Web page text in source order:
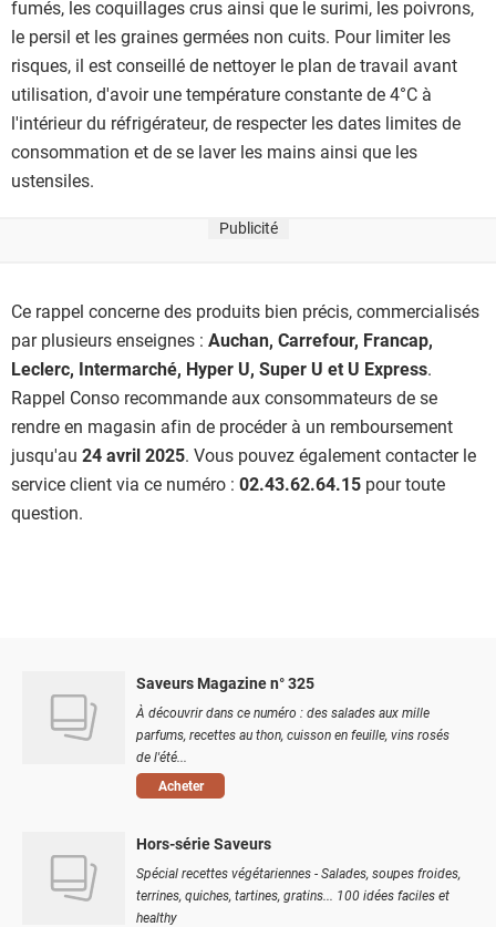
fumés, les coquillages crus ainsi que le surimi, les poivrons,
le persil et les graines germées non cuits. Pour limiter les
risques, il est conseillé de nettoyer le plan de travail avant
utilisation, d'avoir une température constante de 4°C à
l'intérieur du réfrigérateur, de respecter les dates limites de
consommation et de se laver les mains ainsi que les
ustensiles.
Publicité
Ce rappel concerne des produits bien précis, commercialisés
par plusieurs enseignes : Auchan, Carrefour, Francap,
Leclerc, Intermarché, Hyper U, Super U et U Express.
Rappel Conso recommande aux consommateurs de se
rendre en magasin afin de procéder à un remboursement
jusqu'au 24 avril 2025. Vous pouvez également contacter le
service client via ce numéro : 02.43.62.64.15 pour toute
question.
Saveurs Magazine n° 325
À découvrir dans ce numéro : des salades aux mille
parfums, recettes au thon, cuisson en feuille, vins rosés
de l'été...
Acheter
Hors-série Saveurs
Spécial recettes végétariennes - Salades, soupes froides,
terrines, quiches, tartines, gratins... 100 idées faciles et
healthy